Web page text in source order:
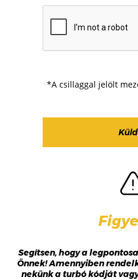
*A csillaggal jelölt
Segítsen, hogy a
Önnek! Amennyiben
nekünk a turbó kódját